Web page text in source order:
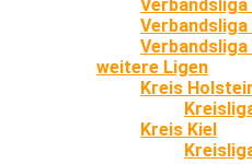
Verbandsliga
Verbandsliga
Verbandsliga
weitere Ligen
Kreis
Kreis Kiel